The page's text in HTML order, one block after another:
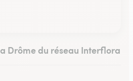
Drôme du réseau Interflora